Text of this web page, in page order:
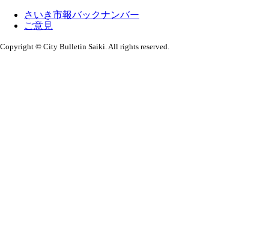
さいき市報バックナンバー
ご意見
Copyright © City Bulletin Saiki. All rights reserved.